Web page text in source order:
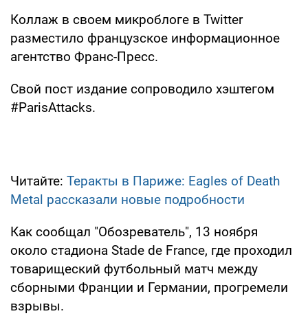
Коллаж в своем микроблоге в Twitter
разместило французское информационное
агентство Франс-Пресс.
Свой пост издание сопроводило хэштегом
#ParisAttacks.
Читайте: Теракты в Париже: Eagles of Death
Metal рассказали новые подробности
Как сообщал "Обозреватель", 13 ноября
около стадиона Stade de France, где проходил
товарищеский футбольный матч между
сборными Франции и Германии, прогремели
взрывы.